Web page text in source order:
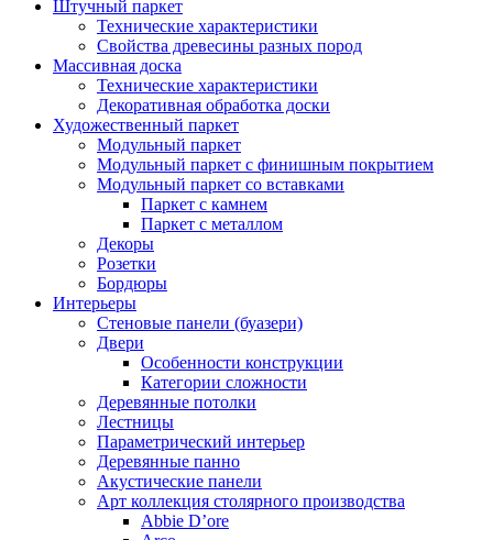
Штучный паркет
Технические характеристики
Свойства древесины разных пород
Массивная доска
Технические характеристики
Декоративная обработка доски
Художественный паркет
Модульный паркет
Модульный паркет с финишным покрытием
Модульный паркет со вставками
Паркет с камнем
Паркет с металлом
Декоры
Розетки
Бордюры
Интерьеры
Стеновые панели (буазери)
Двери
Особенности конструкции
Категории сложности
Деревянные потолки
Лестницы
Параметрический интерьер
Деревянные панно
Акустические панели
Арт коллекция столярного производства
Abbie D’ore